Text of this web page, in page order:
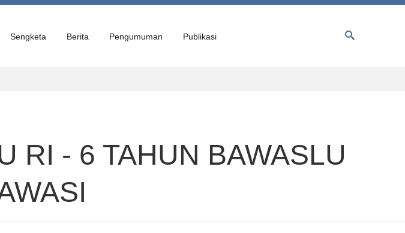
Sengketa Berita Pengumuman Publikasi
RI - 6 TAHUN BAWASLU